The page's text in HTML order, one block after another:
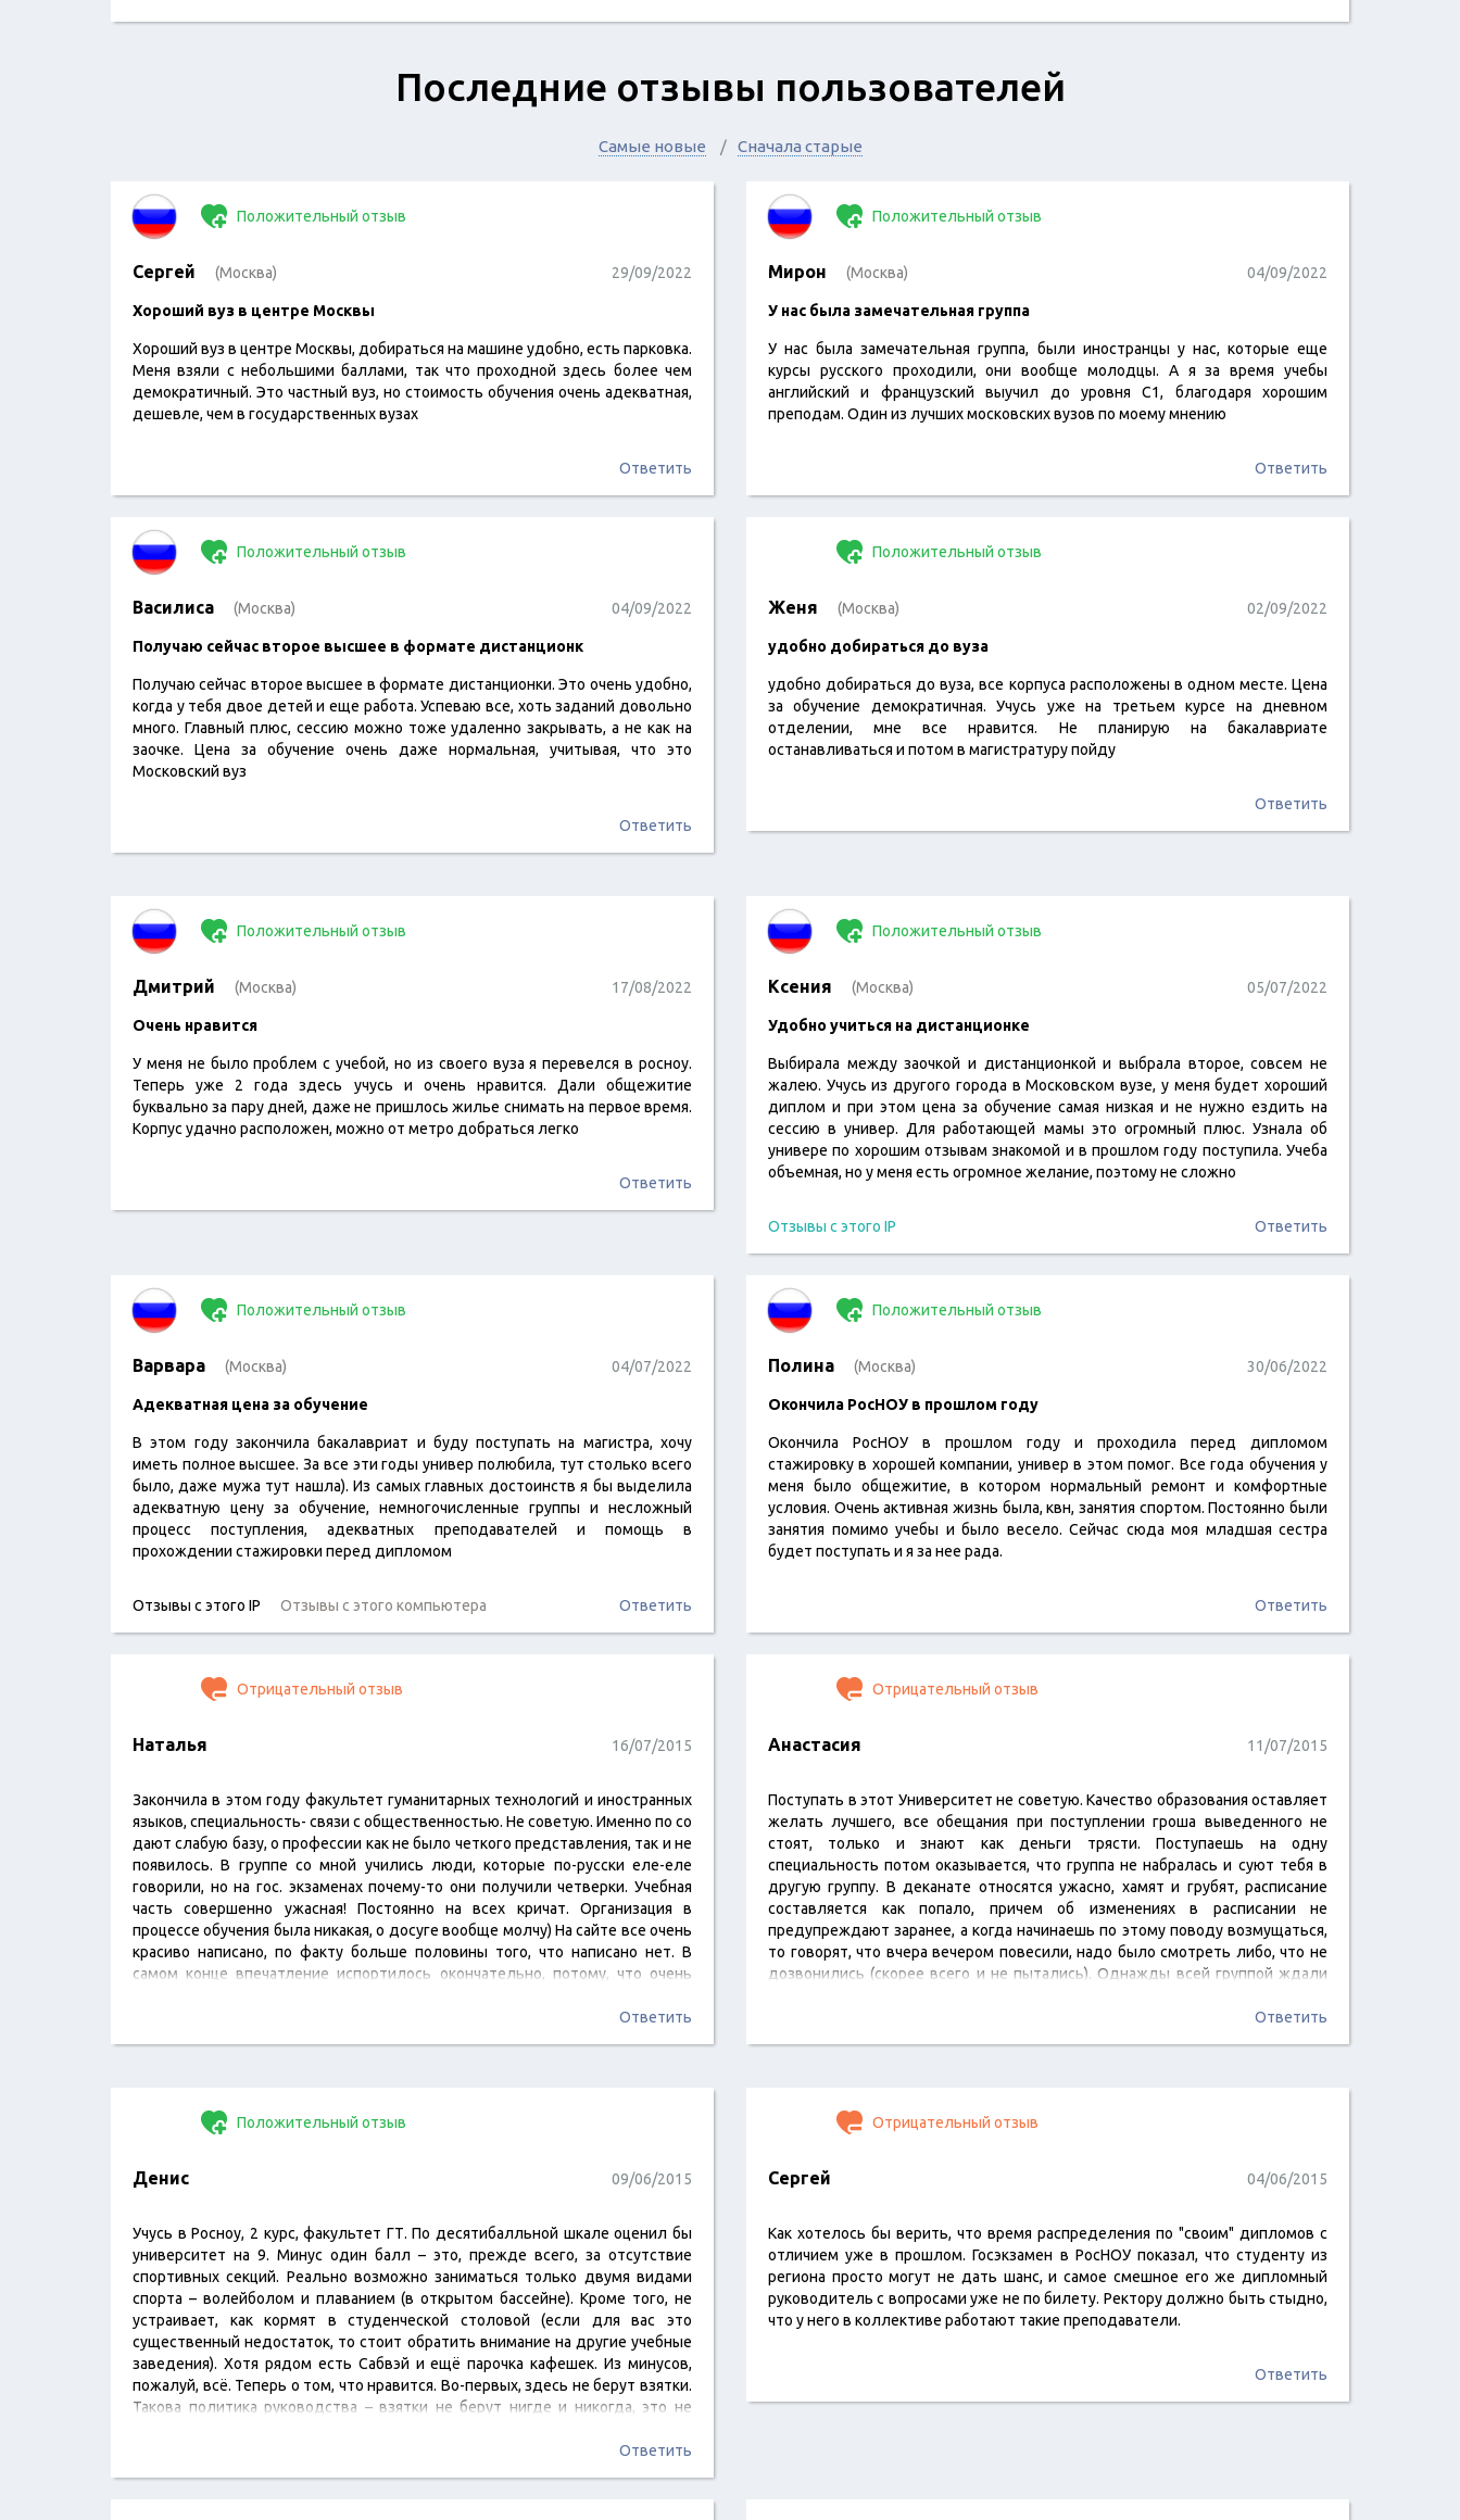
Последние отзывы пользователей
Самые новые Сначала старые
Положительный отзыв
Сергей (Москва) 29/09/2022
​Хороший вуз в центре Москвы
Хороший вуз в центре Москвы, добираться на машине удобно, есть парковка.
Меня взяли с небольшими баллами, так что проходной здесь более чем
демократичный. Это частный вуз, но стоимость обучения очень адекватная,
дешевле, чем в государственных вузах
читать отзыв
Ответить
Положительный отзыв
Мирон (Москва) 04/09/2022
​У нас была замечательная группа
У нас была замечательная группа, были иностранцы у нас, которые еще
курсы русского проходили, они вообще молодцы. А я за время учебы
английский и французский выучил до уровня С1, благодаря хорошим
преподам. Один из лучших московских вузов по моему мнению
Ответить
Положительный отзыв
Василиса (Москва) 04/09/2022
Получаю сейчас второе высшее в формате дистанционк
Получаю сейчас второе высшее в формате дистанционки. Это очень удобно,
когда у тебя двое детей и еще работа. Успеваю все, хоть заданий довольно
много. Главный плюс, сессию можно тоже удаленно закрывать, а не как на
заочке. Цена за обучение очень даже нормальная, учитывая, что это
Московский вуз
читать отзыв
Ответить
Положительный отзыв
Женя (Москва) 02/09/2022
удобно добираться до вуза
удобно добираться до вуза, все корпуса расположены в одном месте. Цена
за обучение демократичная. Учусь уже на третьем курсе на дневном
отделении, мне все нравится. Не планирую на бакалавриате
останавливаться и потом в магистратуру пойду
Ответить
Положительный отзыв
Дмитрий (Москва) 17/08/2022
Очень нравится
У меня не было проблем с учебой, но из своего вуза я перевелся в росноу.
Теперь уже 2 года здесь учусь и очень нравится. Дали общежитие
буквально за пару дней, даже не пришлось жилье снимать на первое время.
Корпус удачно расположен, можно от метро добраться легко
читать отзыв
Ответить
Положительный отзыв
Ксения (Москва) 05/07/2022
Удобно учиться на дистанционке
Выбирала между заочкой и дистанционкой и выбрала второе, совсем не
жалею. Учусь из другого города в Московском вузе, у меня будет хороший
диплом и при этом цена за обучение самая низкая и не нужно ездить на
сессию в универ. Для работающей мамы это огромный плюс. Узнала об
универе по хорошим отзывам знакомой и в прошлом году поступила. Учеба
объемная, но у меня есть огромное желание, поэтому не сложно
Отзывы с этого IP Ответить
Положительный отзыв
Варвара (Москва) 04/07/2022
Адекватная цена за обучение
В этом году закончила бакалавриат и буду поступать на магистра, хочу
иметь полное высшее. За все эти годы универ полюбила, тут столько всего
было, даже мужа тут нашла). Из самых главных достоинств я бы выделила
адекватную цену за обучение, немногочисленные группы и несложный
процесс поступления, адекватных преподавателей и помощь в
прохождении стажировки перед дипломом
читать отзыв
Отзывы с этого IP Отзывы с этого компьютера Ответить
Положительный отзыв
Полина (Москва) 30/06/2022
Окончила РосНОУ в прошлом году
Окончила РосНОУ в прошлом году и проходила перед дипломом
стажировку в хорошей компании, универ в этом помог. Все года обучения у
меня было общежитие, в котором нормальный ремонт и комфортные
условия. Очень активная жизнь была, квн, занятия спортом. Постоянно были
занятия помимо учебы и было весело. Сейчас сюда моя младшая сестра
будет поступать и я за нее рада.
Ответить
Отрицательный отзыв
Наталья 16/07/2015
Закончила в этом году факультет гуманитарных технологий и иностранных
языков, специальность- связи с общественностью. Не советую. Именно по со
дают слабую базу, о профессии как не было четкого представления, так и не
появилось. В группе со мной учились люди, которые по-русски еле-еле
говорили, но на гос. экзаменах почему-то они получили четверки. Учебная
часть совершенно ужасная! Постоянно на всех кричат. Организация в
процессе обучения была никакая, о досуге вообще молчу) На сайте все очень
красиво написано, по факту больше половины того, что написано нет. В
самом конце впечатление испортилось окончательно, потому, что очень
читать отзыв
Ответить
Отрицательный отзыв
Анастасия 11/07/2015
Поступать в этот Университет не советую. Качество образования оставляет
желать лучшего, все обещания при поступлении гроша выведенного не
стоят, только и знают как деньги трясти. Поступаешь на одну
специальность потом оказывается, что группа не набралась и суют тебя в
другую группу. В деканате относятся ужасно, хамят и грубят, расписание
составляется как попало, причем об изменениях в расписании не
предупреждают заранее, а когда начинаешь по этому поводу возмущаться,
то говорят, что вчера вечером повесили, надо было смотреть либо, что не
дозвонились (скорее всего и не пытались). Однажды всей группой ждали
Ответить
Положительный отзыв
Денис 09/06/2015
Учусь в Росноу, 2 курс, факультет ГТ. По десятибалльной шкале оценил бы
университет на 9. Минус один балл – это, прежде всего, за отсутствие
спортивных секций. Реально возможно заниматься только двумя видами
спорта – волейболом и плаванием (в открытом бассейне). Кроме того, не
устраивает, как кормят в студенческой столовой (если для вас это
существенный недостаток, то стоит обратить внимание на другие учебные
заведения). Хотя рядом есть Сабвэй и ещё парочка кафешек. Из минусов,
пожалуй, всё. Теперь о том, что нравится. Во-первых, здесь не берут взятки.
Такова политика руководства – взятки не берут нигде и никогда, это не
читать отзыв
Ответить
Отрицательный отзыв
Сергей 04/06/2015
Как хотелось бы верить, что время распределения по "своим" дипломов с
отличием уже в прошлом. Госэкзамен в РосНОУ показал, что студенту из
региона просто могут не дать шанс, и самое смешное его же дипломный
руководитель с вопросами уже не по билету. Ректору должно быть стыдно,
что у него в коллективе работают такие преподаватели.
Ответить